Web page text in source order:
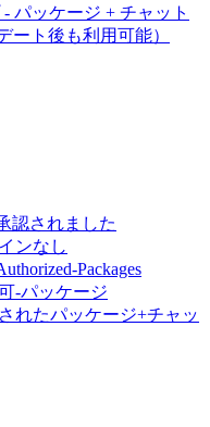
パッケージ + チャット
ート後も利用可能）
認されました
ンなし
Packages
-パッケージ
れたパッケージ+チャッ